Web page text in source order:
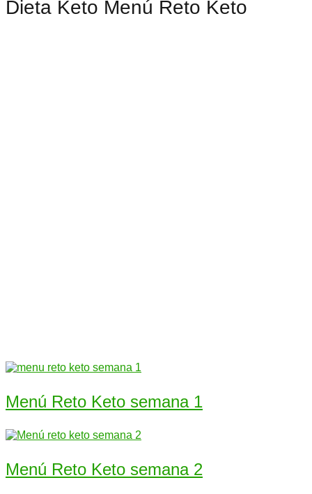
Dieta Keto Menú Reto Keto
Menú Reto Keto semana 1
Menú Reto Keto semana 2